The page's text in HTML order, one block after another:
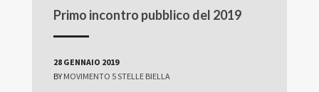
Primo incontro pubblico del 2019
28 GENNAIO 2019
BY MOVIMENTO 5 STELLE BIELLA